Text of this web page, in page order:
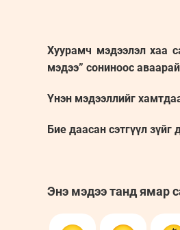
Хуурамч мэдээлэл хаа
мэдээ” сониноос
Үнэн мэдээллийг
Бие даасан сэтгүүл
Энэ мэдээ танд ямар